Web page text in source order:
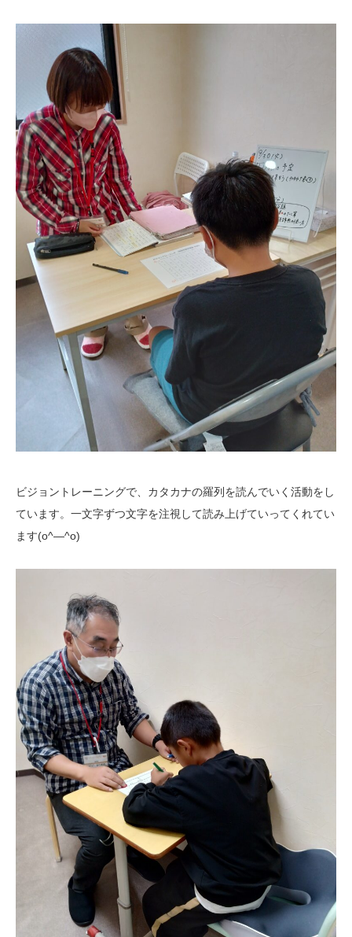
ビジョントレーニングで、カタカナの羅列を読んでいく活動をし
ています。一文字ずつ文字を注視して読み上げていってくれてい
ます(o^―^o)